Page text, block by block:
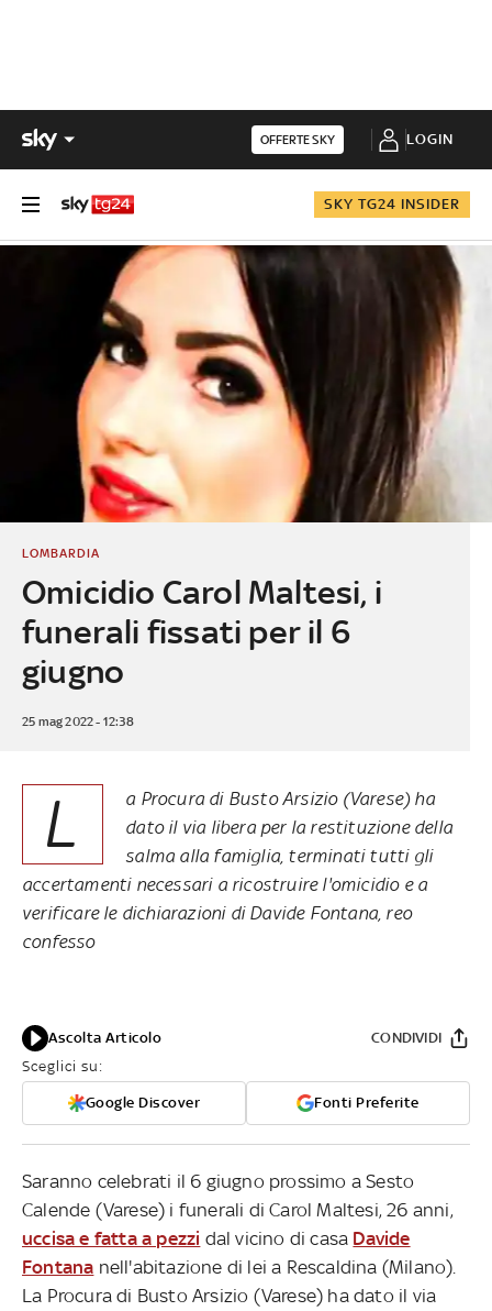
OFFERTE SKY LOGIN
SKY TG24 INSIDER
Omicidio Carol Maltesi, i
funerali fissati per il 6
giugno
LOMBARDIA
25 mag 2022 - 12:38
L
a Procura di Busto Arsizio (Varese) ha
dato il via libera per la restituzione della
salma alla famiglia, terminati tutti gli
accertamenti necessari a ricostruire l'omicidio e a
verificare le dichiarazioni di Davide Fontana, reo
confesso
Ascolta Articolo
Sceglici su:
Google Discover Fonti Preferite
CONDIVIDI
Saranno celebrati il 6 giugno prossimo a Sesto
Calende (Varese) i funerali di Carol Maltesi, 26 anni,
uccisa e fatta a pezzi dal vicino di casa Davide
Fontana nell'abitazione di lei a Rescaldina (Milano).
La Procura di Busto Arsizio (Varese) ha dato il via